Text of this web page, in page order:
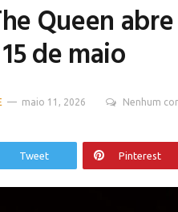
Queen
de maio
maio 11, 2026 Nenhum
Tweet Pinterest